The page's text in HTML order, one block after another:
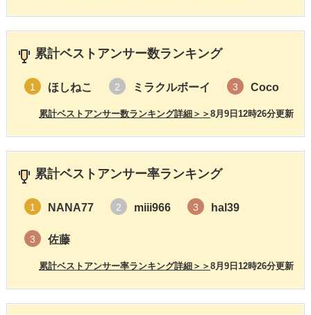
累計ベストアンサー数ランキング
1 ほしねこ 2 ミラクルボーイ 3 Coco
8月9日12時26分更新
累計ベストアンサー数ランキング詳細＞＞
累計ベストアンサー率ランキング
1 NANA77 2 miii966 3 hal39
3 佐藤
8月9日12時26分更新
累計ベストアンサー率ランキング詳細＞＞